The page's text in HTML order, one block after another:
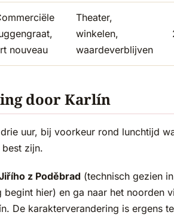
nouveau
Theater,
winkelen,
waardeverblijven
door Karlín
uur, bij voorkeur rond lunchtijd
best zijn.
z Poděbrad (technisch gezien
begint hier) en ga naar het noorden
De karakterverandering is ergens